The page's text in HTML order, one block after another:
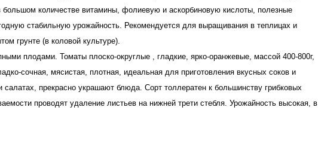
количестве витамины, фолиевую и аскорбиновую кислоты, полезные
стабильную урожайность. Рекомендуется для выращивания в теплицах и
грунте (в коловой культуре).
плодами. Томаты плоско-округлые , гладкие, ярко-оранжевые, массой 400-800г,
сочная, мясистая, плотная, идеальная для приготовления вкусных соков и
прекрасно украшают блюда. Сорт толлератен к большинству грибковых
проводят удаление листьев на нижней трети стебля. Урожайность высокая, в